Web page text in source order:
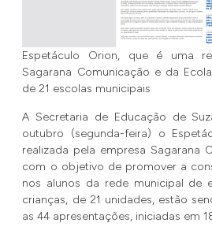
Espetáculo Orion, que é uma
Sagarana Comunicação e da
de 21 escolas municipais
A Secretaria de Educação de
outubro (segunda-feira) o
realizada pela empresa Sagarana
com o objetivo de promover a
nos alunos da rede municipal de
crianças, de 21 unidades, estão
as 44 apresentações, iniciadas em